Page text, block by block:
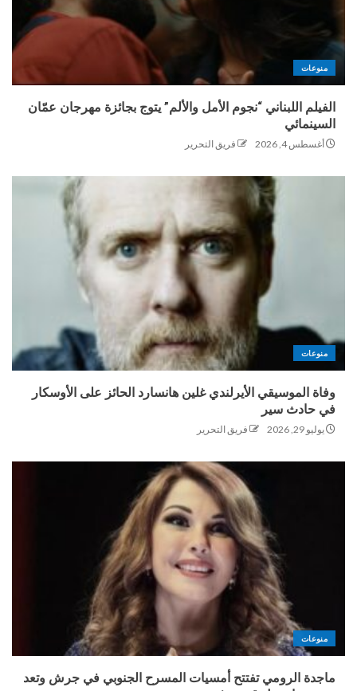
منوعات
الفيلم اللبناني “نجوم الأمل والألم” يتوج بجائزة مهرجان عمّان
السينمائي
أغسطس 4, 2026 فريق التحرير
منوعات
وفاة الموسيقي الأيرلندي غلين هانسارد الحائز على الأوسكار
في حادث سير
يوليو 29, 2026 فريق التحرير
منوعات
ماجدة الرومي تفتتح أمسيات المسرح الجنوبي في جرش وتعد